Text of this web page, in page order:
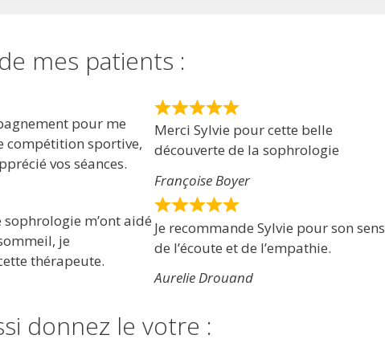
mes patients :
pour me
compétition sportive,
vos séances.
Merci Sylvie pour cette belle
découverte de la sophrologie
Françoise Boyer
sophrologie m’ont aidé
je
thérapeute.
Je recommande Sylvie pour son sens
de l’écoute et de l’empathie.
Aurelie Drouand
donnez le votre :